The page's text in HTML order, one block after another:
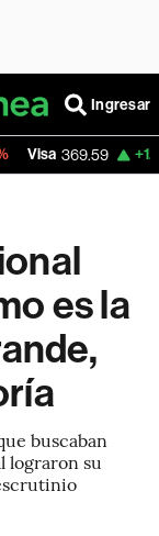
Ingresar
+1.07%
es la
buscaban
lograron su